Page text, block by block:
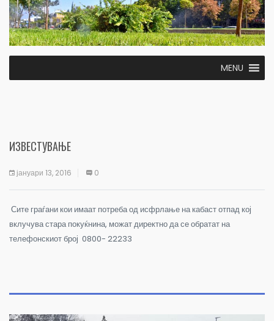
MENU
ИЗВЕСТУВАЊЕ
јануари 13, 2016 0
Сите граѓани кои имаат потреба од исфрлање на кабаст отпад кој
вклучува стара покуќнина, можат директно да се обратат на
телефонскиот број 0800- 22233